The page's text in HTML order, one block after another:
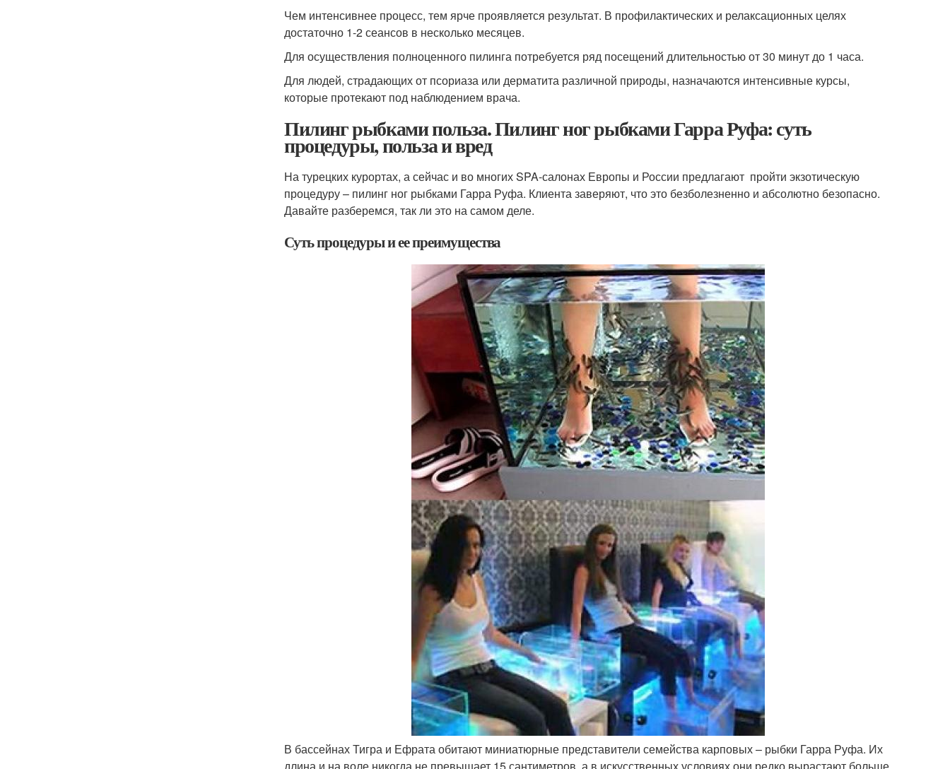
Чем интенсивнее процесс, тем ярче проявляется результат. В профилактических и релаксационных целях
достаточно 1-2 сеансов в несколько месяцев.
Для осуществления полноценного пилинга потребуется ряд посещений длительностью от 30 минут до 1 часа.
Для людей, страдающих от псориаза или дерматита различной природы, назначаются интенсивные курсы,
которые протекают под наблюдением врача.
Пилинг рыбками польза. Пилинг ног рыбками Гарра Руфа: суть
процедуры, польза и вред
На турецких курортах, а сейчас и во многих SPA-салонах Европы и России предлагают пройти экзотическую
процедуру – пилинг ног рыбками Гарра Руфа. Клиента заверяют, что это безболезненно и абсолютно безопасно.
Давайте разберемся, так ли это на самом деле.
Суть процедуры и ее преимущества
В бассейнах Тигра и Ефрата обитают миниатюрные представители семейства карповых – рыбки Гарра Руфа. Их